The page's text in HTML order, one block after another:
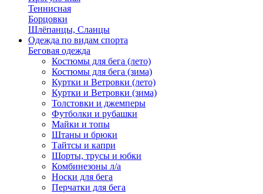
Теннисная
Борцовки
Шлёпанцы, Сланцы
Одежда по видам спорта
Беговая одежда
Костюмы для бега (лето)
Костюмы для бега (зима)
Куртки и Ветровки (лето)
Куртки и Ветровки (зима)
Толстовки и джемперы
Футболки и рубашки
Майки и топы
Штаны и брюки
Тайтсы и капри
Шорты, трусы и юбки
Комбинезоны л/а
Носки для бега
Перчатки для бега